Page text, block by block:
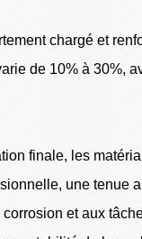
chargé et
de 10% à 30%,
finale, les
une tenue
et aux